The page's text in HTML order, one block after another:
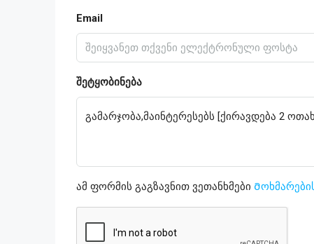
Email
შეტყობინება
ამ ფორმის გაგზავნით ვეთანხმები